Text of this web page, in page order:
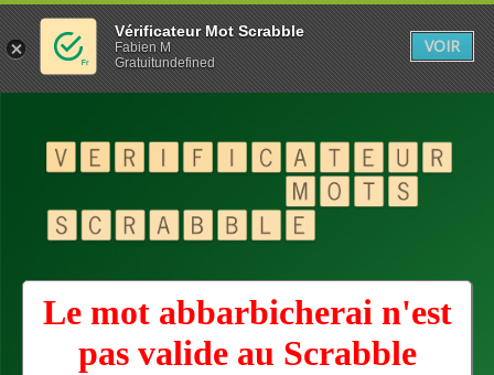
Le mot abbarbicherai n'est
pas valide au Scrabble
Vérificateur Mot Scrabble
Fabien M
Gratuitundefined
VOIR